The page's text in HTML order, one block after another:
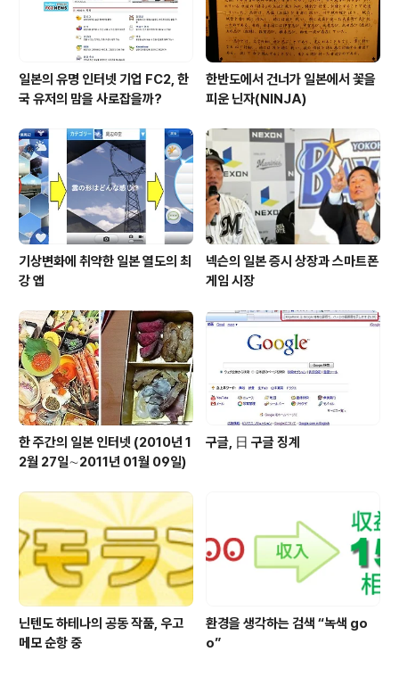
봄부터 준비하고 있다. 아즈..
일본의 유명 인터넷 기업 FC2, 한
국 유저의 맘을 사로잡을까?
한반도에서 건너가 일본에서 꽃을
피운 닌자(NINJA)
기상변화에 취약한 일본 열도의 최
강 앱
넥슨의 일본 증시 상장과 스마트폰
게임 시장
한 주간의 일본 인터넷 (2010년 1
2월 27일∼2011년 01월 09일)
구글, 日 구글 징계
닌텐도 하테나의 공동 작품, 우고
메모 순항 중
환경을 생각하는 검색 “녹색 go
o”